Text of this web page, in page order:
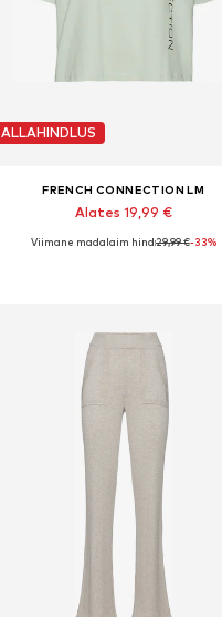
ALLAHINDLUS
FRENCH CONNECTION LM
Alates 19,99 €
Saadaolevad suurused: XS, XS-S, M
Viimane madalaim hind:29,99 €-33%